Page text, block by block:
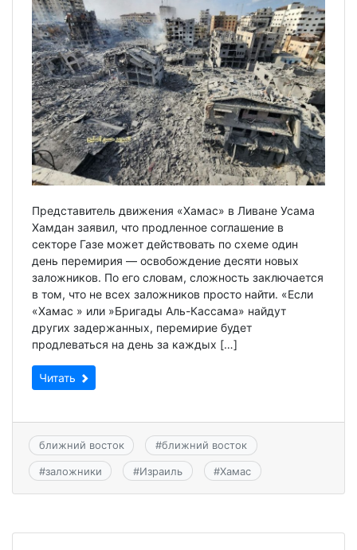
Представитель движения «Хамас» в Ливане Усама
Хамдан заявил, что продленное соглашение в
секторе Газе может действовать по схеме один
день перемирия — освобождение десяти новых
заложников. По его словам, сложность заключается
в том, что не всех заложников просто найти. «Если
«Хамас » или »Бригады Аль-Кассама» найдут
других задержанных, перемирие будет
продлеваться на день за каждых […]
Читать
ближний восток #ближний восток
#заложники #Израиль #Хамас